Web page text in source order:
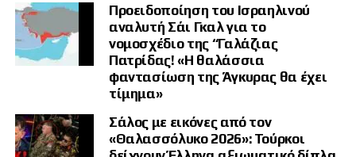
Προειδοποίηση του Ισραηλινού
αναλυτή Σάι Γκαλ για το
νομοσχέδιο της “Γαλάζιας
Πατρίδας! «Η θαλάσσια
φαντασίωση της Άγκυρας θα έχει
τίμημα»
Σάλος με εικόνες από τον
«Θαλασσόλυκο 2026»: Τούρκοι